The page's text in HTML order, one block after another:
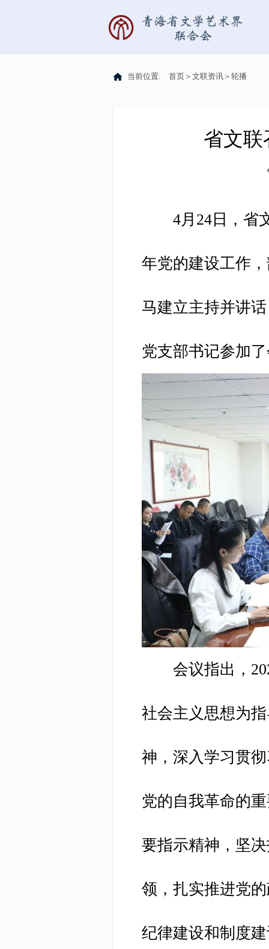
当前位置: 首页＞ 文联资讯＞ 轮播
省文联
4月24日，省文
年党的建设工作
马建立主持并讲
党支部书记参加
会议指出，
社会主义思想为
神，深入学习贯
党的自我革命的
要指示精神，坚
领，扎实推进党
纪律建设和制度